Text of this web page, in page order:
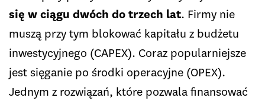
się w ciągu dwóch do trzech lat. Firmy nie
muszą przy tym blokować kapitału z budżetu
inwestycyjnego (CAPEX). Coraz popularniejsze
jest sięganie po środki operacyjne (OPEX).
Jednym z rozwiązań, które pozwala finansować